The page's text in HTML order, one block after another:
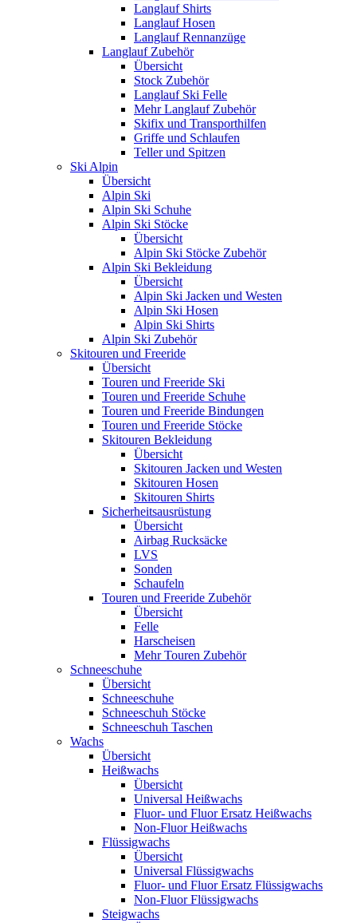
Langlauf Shirts
Langlauf Hosen
Langlauf Rennanzüge
Langlauf Zubehör
Übersicht
Stock Zubehör
Langlauf Ski Felle
Mehr Langlauf Zubehör
Skifix und Transporthilfen
Griffe und Schlaufen
Teller und Spitzen
Ski Alpin
Übersicht
Alpin Ski
Alpin Ski Schuhe
Alpin Ski Stöcke
Übersicht
Alpin Ski Stöcke Zubehör
Alpin Ski Bekleidung
Übersicht
Alpin Ski Jacken und Westen
Alpin Ski Hosen
Alpin Ski Shirts
Alpin Ski Zubehör
Skitouren und Freeride
Übersicht
Touren und Freeride Ski
Touren und Freeride Schuhe
Touren und Freeride Bindungen
Touren und Freeride Stöcke
Skitouren Bekleidung
Übersicht
Skitouren Jacken und Westen
Skitouren Hosen
Skitouren Shirts
Sicherheitsausrüstung
Übersicht
Airbag Rucksäcke
LVS
Sonden
Schaufeln
Touren und Freeride Zubehör
Übersicht
Felle
Harscheisen
Mehr Touren Zubehör
Schneeschuhe
Übersicht
Schneeschuhe
Schneeschuh Stöcke
Schneeschuh Taschen
Wachs
Übersicht
Heißwachs
Übersicht
Universal Heißwachs
Fluor- und Fluor Ersatz Heißwachs
Non-Fluor Heißwachs
Flüssigwachs
Übersicht
Universal Flüssigwachs
Fluor- und Fluor Ersatz Flüssigwachs
Non-Fluor Flüssigwachs
Steigwachs